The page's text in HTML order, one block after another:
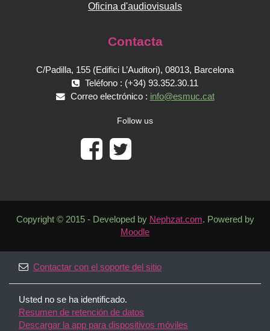
Oficina d'audiovisuals
Contacta
C/Padilla, 155 (Edifici L’Auditori), 08013, Barcelona
Teléfono : (+34) 93.352.30.11
Correo electrónico : info@esmuc.cat
Follow us
Copyright © 2015 - Developed by Nephzat.com. Powered by
Moodle
Contactar con el soporte del sitio
Usted no se ha identificado.
Resumen de retención de datos
Descargar la app para dispositivos móviles